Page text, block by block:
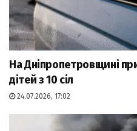
На Дніпропетровщині
дітей з 10 сіл
24.07.2026, 17:02